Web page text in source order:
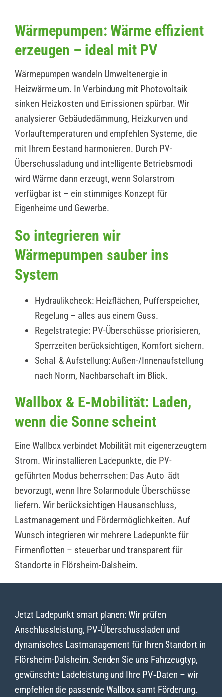
Wärmepumpen: Wärme effizient
erzeugen – ideal mit PV
Wärmepumpen wandeln Umweltenergie in
Heizwärme um. In Verbindung mit Photovoltaik
sinken Heizkosten und Emissionen spürbar. Wir
analysieren Gebäudedämmung, Heizkurven und
Vorlauftemperaturen und empfehlen Systeme, die
mit Ihrem Bestand harmonieren. Durch PV-
Überschussladung und intelligente Betriebsmodi
wird Wärme dann erzeugt, wenn Solarstrom
verfügbar ist – ein stimmiges Konzept für
Eigenheime und Gewerbe.
So integrieren wir
Wärmepumpen sauber ins
System
Hydraulikcheck: Heizflächen, Pufferspeicher,
Regelung – alles aus einem Guss.
Regelstrategie: PV-Überschüsse priorisieren,
Sperrzeiten berücksichtigen, Komfort sichern.
Schall & Aufstellung: Außen-/Innenaufstellung
nach Norm, Nachbarschaft im Blick.
Wallbox & E-Mobilität: Laden,
wenn die Sonne scheint
Eine Wallbox verbindet Mobilität mit eigenerzeugtem
Strom. Wir installieren Ladepunkte, die PV-
geführten Modus beherrschen: Das Auto lädt
bevorzugt, wenn Ihre Solarmodule Überschüsse
liefern. Wir berücksichtigen Hausanschluss,
Lastmanagement und Fördermöglichkeiten. Auf
Wunsch integrieren wir mehrere Ladepunkte für
Firmenflotten – steuerbar und transparent für
Standorte in Flörsheim-Dalsheim.
Jetzt Ladepunkt smart planen: Wir prüfen
Anschlussleistung, PV‑Überschussladen und
dynamisches Lastmanagement für Ihren Standort in
Flörsheim-Dalsheim. Senden Sie uns Fahrzeugtyp,
gewünschte Ladeleistung und Ihre PV‑Daten – wir
empfehlen die passende Wallbox samt Förderung.